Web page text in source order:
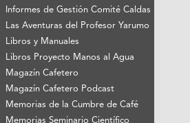
Informes de Gestión Comité Caldas
Las Aventuras del Profesor Yarumo
Libros y Manuales
Libros Proyecto Manos al Agua
Magazín Cafetero
Magazín Cafetero Podcast
Memorias de la Cumbre de Café
Memorias Seminario Científico